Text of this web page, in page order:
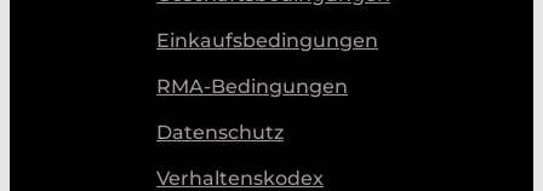
Einkaufsbedingungen
RMA-Bedingungen
Datenschutz
Verhaltenskodex